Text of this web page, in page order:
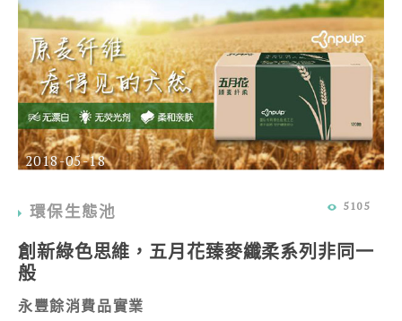
2018-05-18
環保生態池 5105
創新綠色思維，五月花臻麥纖柔系列非同一
般
永豐餘消費品實業